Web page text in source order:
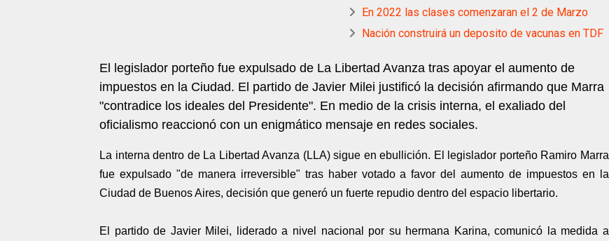
En 2022 las clases comenzaran el 2 de Marzo
Nación construirá un deposito de vacunas en TDF
El legislador porteño fue expulsado de La Libertad Avanza tras apoyar el aumento de
impuestos en la Ciudad. El partido de Javier Milei justificó la decisión afirmando que Marra
"contradice los ideales del Presidente". En medio de la crisis interna, el exaliado del
oficialismo reaccionó con un enigmático mensaje en redes sociales.
La interna dentro de La Libertad Avanza (LLA) sigue en ebullición. El legislador porteño Ramiro Marra
fue expulsado "de manera irreversible" tras haber votado a favor del aumento de impuestos en la
Ciudad de Buenos Aires, decisión que generó un fuerte repudio dentro del espacio libertario.
El partido de Javier Milei, liderado a nivel nacional por su hermana Karina, comunicó la medida a